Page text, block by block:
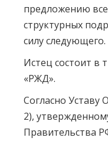
предложению
структурных
силу следующего.
Истец состоит в
«РЖД».
Согласно Уставу
2),
Правительства